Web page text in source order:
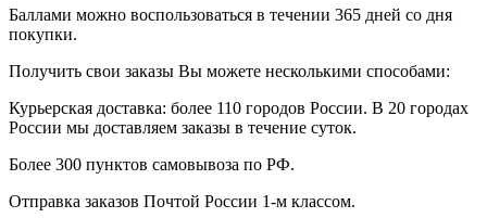
Баллами можно воспользоваться в течении 365 дней со дня
покупки.
Получить свои заказы Вы можете несколькими способами:
Курьерская доставка: более 110 городов России. В 20 городах
России мы доставляем заказы в течение суток.
Более 300 пунктов самовывоза по РФ.
Отправка заказов Почтой России 1-м классом.